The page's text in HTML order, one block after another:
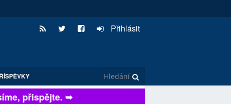
Přihlásit
přispějte. ➥